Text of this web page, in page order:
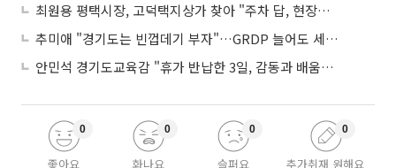
최원용 평택시장, 고덕택지상가 찾아 "주차 답, 현장에 있다"
추미애 "경기도는 빈껍데기 부자"…GRDP 늘어도 세입은 그대로
안민석 경기도교육감 "휴가 반납한 3일, 감동과 배움이었다"
좋아요
0
화나요
0
슬퍼요
0
추가취재 원해요
0